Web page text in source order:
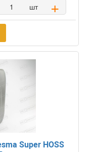
шт +
Super HOSS